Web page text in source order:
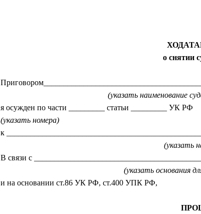
о снятии
(указать наименование
я осужден по части _________ статьи _________ УК РФ
(указать номера)
к
(указать
В связи с
(указать основания
и на основании ст.86 УК РФ, ст.400 УПК РФ,